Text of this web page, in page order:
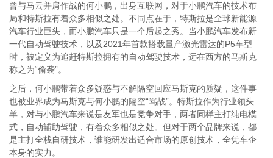
曾与马云并肩作战的何小鹏，出身互联网，对于小鹏汽车的技术布
局和特斯拉有着众多相似之处。不同点在于，特斯拉是全球新能源
汽车行业巨头，而小鹏汽车只是一个后起之秀。当小鹏汽车发布新
一代自动驾驶技术，以及2021年首款搭载量产激光雷达的P5车型
时，被定义为追赶特斯拉拥有的自动驾驶技术，远在西方的马斯克
称之为“偷袭”。
之后，何小鹏带着众多疑惑与不解隔空回应马斯克的质疑，这件事
也被业界成为马斯克与何小鹏的隔空“骂战”。特斯拉作为行业领头
羊，对与小鹏汽车来说是友军也是竞争对手，两者同样主打纯电模
式，自动辅助驾驶，有着众多相似之处。但对于两个品牌来说，都
是主打全栈自研技术，谁能研发出适合市场的原创技术，全凭车企
本身的实力。